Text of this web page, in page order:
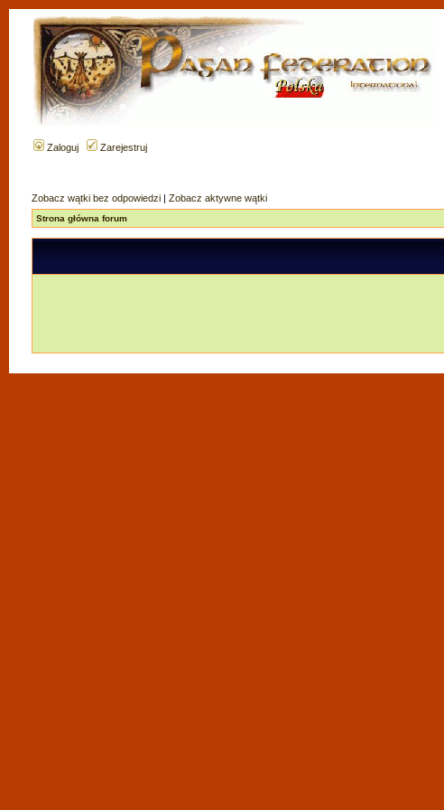
Zaloguj Zarejestruj
Zobacz wątki bez odpowiedzi | Zobacz aktywne wątki
Strona główna forum